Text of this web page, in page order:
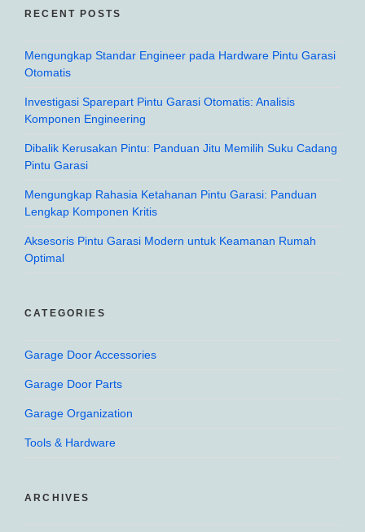
RECENT POSTS
Mengungkap Standar Engineer pada Hardware Pintu Garasi
Otomatis
Investigasi Sparepart Pintu Garasi Otomatis: Analisis
Komponen Engineering
Dibalik Kerusakan Pintu: Panduan Jitu Memilih Suku Cadang
Pintu Garasi
Mengungkap Rahasia Ketahanan Pintu Garasi: Panduan
Lengkap Komponen Kritis
Aksesoris Pintu Garasi Modern untuk Keamanan Rumah
Optimal
CATEGORIES
Garage Door Accessories
Garage Door Parts
Garage Organization
Tools & Hardware
ARCHIVES